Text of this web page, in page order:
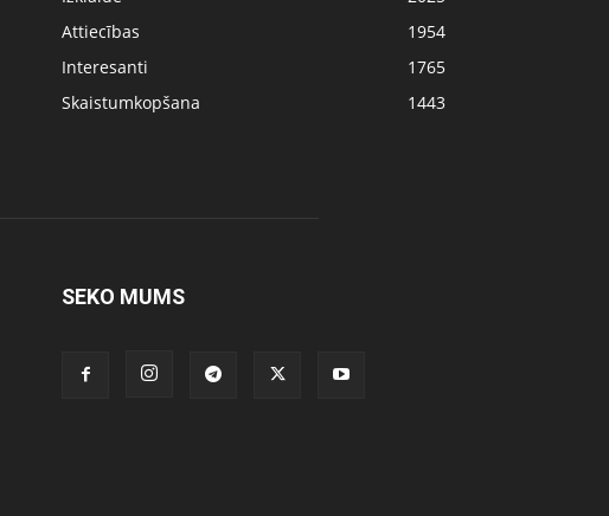
Attiecības
1954
Interesanti
1765
Skaistumkopšana
1443
SEKO MUMS